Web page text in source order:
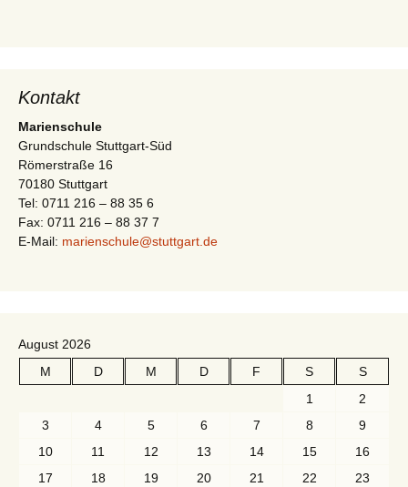
Kontakt
Marienschule
Grundschule Stuttgart-Süd
Römerstraße 16
70180 Stuttgart
Tel: 0711 216 – 88 35 6
Fax: 0711 216 – 88 37 7
E-Mail: marienschule@stuttgart.de
August 2026
M
D M D F S
S
1
2
3
4 5 6 7 8
9
10
11 12 13 14 15
16
17
18 19 20 21 22
23